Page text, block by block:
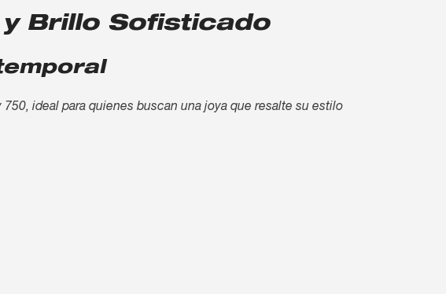
Brillo Sofisticado
ideal para quienes buscan una joya que resalte su estilo